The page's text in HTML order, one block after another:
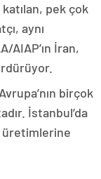
pek çok
aynı
AIAP’ın İran,
birçok
İstanbul’da
üretimlerine